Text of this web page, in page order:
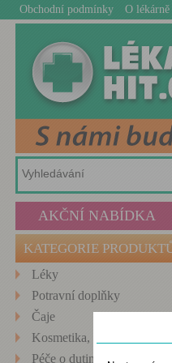
Obchodní podmínky O lékárně
AKČNÍ NABÍDKA
KATEGORIE
Léky
Potravní doplňky
Čaje
Kosmetika, Hygiena
Péče o dutinu ústní